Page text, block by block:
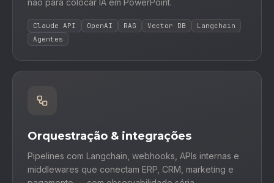
Claude API OpenAI RAG Vector DB
Langchain
Agentes
Orquestração & integrações
Pipelines com Langchain, webhooks, APIs internas e
middlewares que conectam ERP, CRM, marketing e